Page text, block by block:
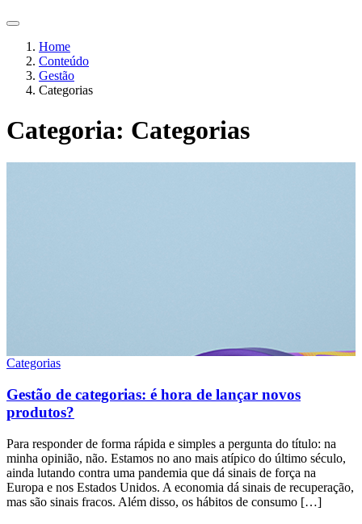
Home
Conteúdo
Gestão
Categorias
Categoria: Categorias
Categorias
Gestão de categorias: é hora de lançar novos
produtos?
Para responder de forma rápida e simples a pergunta do título: na
minha opinião, não. Estamos no ano mais atípico do último século,
ainda lutando contra uma pandemia que dá sinais de força na
Europa e nos Estados Unidos. A economia dá sinais de recuperação,
mas são sinais fracos. Além disso, os hábitos de consumo […]